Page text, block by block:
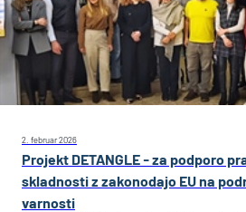
2. februar 2026
Projekt DETANGLE - za podporo
skladnosti z zakonodajo EU na
varnosti